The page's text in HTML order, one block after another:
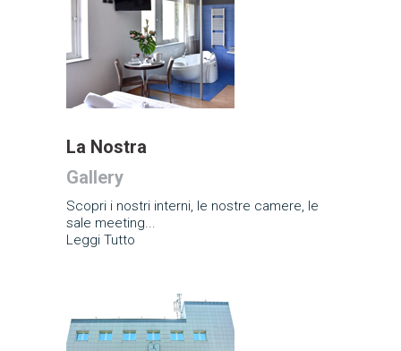
La Nostra
Gallery
Scopri i nostri interni, le nostre camere, le
sale meeting...
Leggi Tutto